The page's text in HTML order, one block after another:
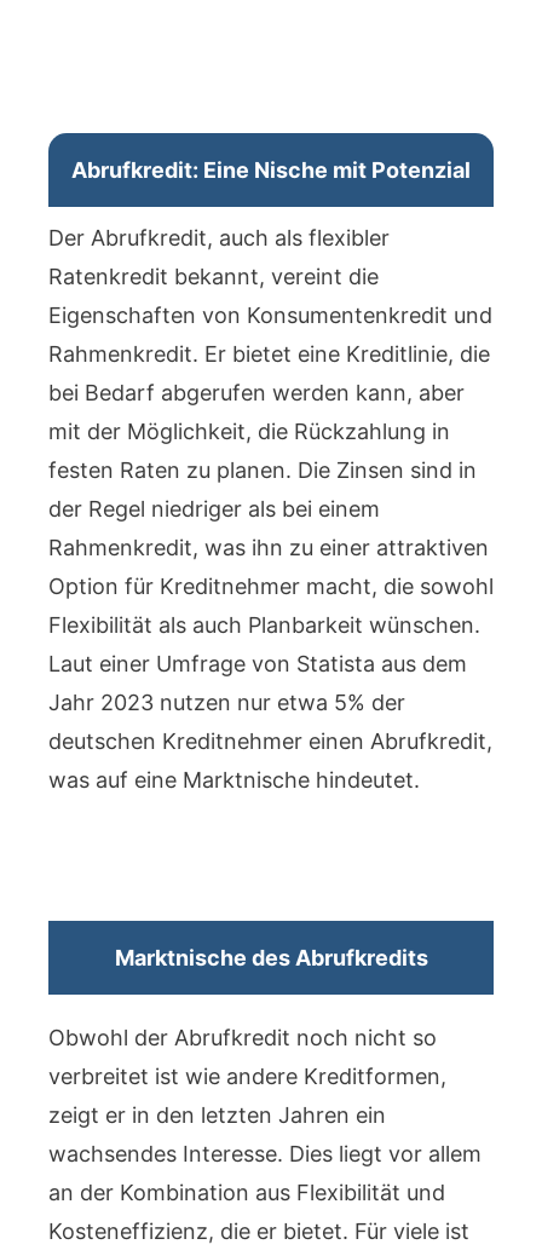
Abrufkredit: Eine Nische mit Potenzial
Der Abrufkredit, auch als flexibler
Ratenkredit bekannt, vereint die
Eigenschaften von Konsumentenkredit und
Rahmenkredit. Er bietet eine Kreditlinie, die
bei Bedarf abgerufen werden kann, aber
mit der Möglichkeit, die Rückzahlung in
festen Raten zu planen. Die Zinsen sind in
der Regel niedriger als bei einem
Rahmenkredit, was ihn zu einer attraktiven
Option für Kreditnehmer macht, die sowohl
Flexibilität als auch Planbarkeit wünschen.
Laut einer Umfrage von Statista aus dem
Jahr 2023 nutzen nur etwa 5% der
deutschen Kreditnehmer einen Abrufkredit,
was auf eine Marktnische hindeutet.
Marktnische des Abrufkredits
Obwohl der Abrufkredit noch nicht so
verbreitet ist wie andere Kreditformen,
zeigt er in den letzten Jahren ein
wachsendes Interesse. Dies liegt vor allem
an der Kombination aus Flexibilität und
Kosteneffizienz, die er bietet. Für viele ist